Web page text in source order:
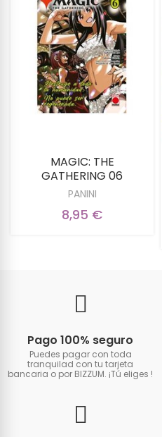
MAGIC: THE
GATHERING 06
PANINI
8,95 €
Pago 100% seguro
Puedes pagar con toda
tranquilad con tu tarjeta
bancaria o por BIZZUM. ¡Tú eliges !